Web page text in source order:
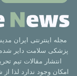
مجله اینترنتی ایران
پزشکی سلامت دایر
انتشار مقالات تیم
امکان وجود ندارد لذا